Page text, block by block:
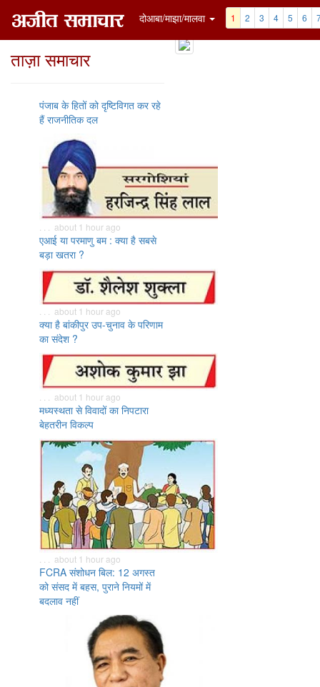
दोआबा/माझा/मालवा 1 2 3 4 5 6
ताज़ा समाचार
पंजाब के हितों को दृष्टिविगत कर रहे
हैं राजनीतिक दल
. . . about 1 hour ago
एआई या परमाणु बम : क्या है सबसे
बड़ा खतरा ?
. . . about 1 hour ago
क्या है बांकीपुर उप-चुनाव के परिणाम
का संदेश ?
. . . about 1 hour ago
मध्यस्थता से विवादों का निपटारा
बेहतरीन विकल्प
. . . about 1 hour ago
FCRA संशोधन बिल: 12 अगस्त
को संसद में बहस, पुराने नियमों में
बदलाव नहीं